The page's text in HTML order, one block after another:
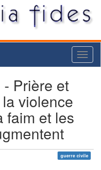
Prière et
violence
faim et les
guerre civile